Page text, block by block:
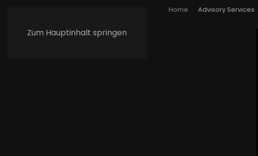
Zum Hauptinhalt springen
Home Advisory Services